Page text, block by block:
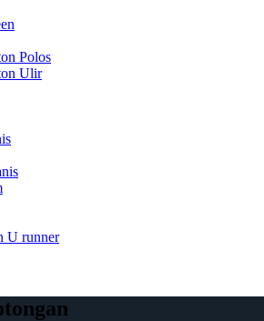
Polos
Ulir
U runner